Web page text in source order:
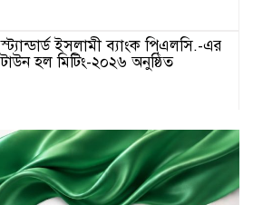
স্ট্যান্ডার্ড ইসলামী ব্যাংক পিএলসি.-এর
টাউন হল মিটিং-২০২৬ অনুষ্ঠিত
বিদায়ী সপ্তাহে দর পতনের শীর্ষে এস
আলম কোল্ড রোল্ড